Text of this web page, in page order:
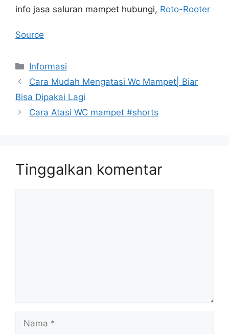
info jasa saluran mampet hubungi, Roto-Rooter
Source
Kategori
Informasi
Cara Mudah Mengatasi Wc Mampet| Biar
Bisa Dipakai Lagi
Cara Atasi WC mampet #shorts
Tinggalkan komentar
Nama